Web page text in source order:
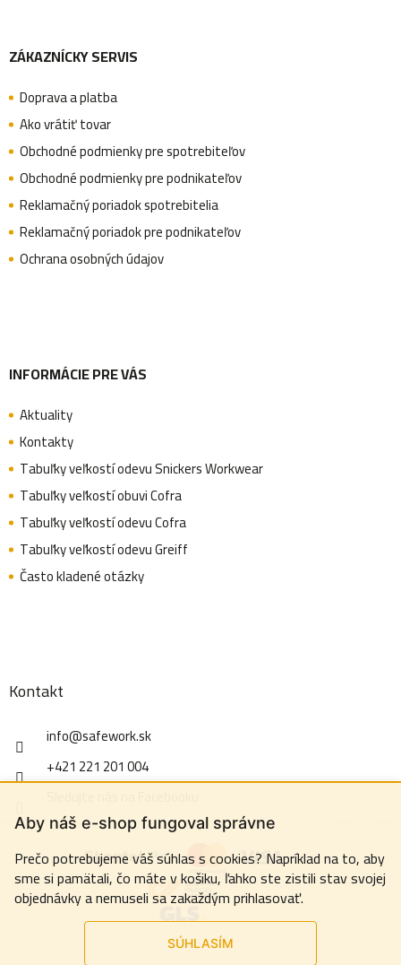
Aby náš e-shop fungoval správne
Prečo potrebujeme váš súhlas s cookies? Napríklad na to, aby
sme si pamätali, čo máte v košiku, ľahko ste zistili stav svojej
objednávky a nemuseli sa zakaždým prihlasovať.
SÚHLASÍM
á
p
ä
t
e
ZÁKAZNÍCKY SERVIS
Doprava a platba
Ako vrátiť tovar
Obchodné podmienky pre spotrebiteľov
Obchodné podmienky pre podnikateľov
Reklamačný poriadok spotrebitelia
Reklamačný poriadok pre podnikateľov
Ochrana osobných údajov
INFORMÁCIE PRE VÁS
Aktuality
Kontakty
Tabuľky veľkostí odevu Snickers Workwear
Tabuľky veľkostí obuvi Cofra
Tabuľky veľkostí odevu Cofra
Tabuľky veľkostí odevu Greiff
Často kladené otázky
Kontakt
info@safework.sk
+421 221 201 004